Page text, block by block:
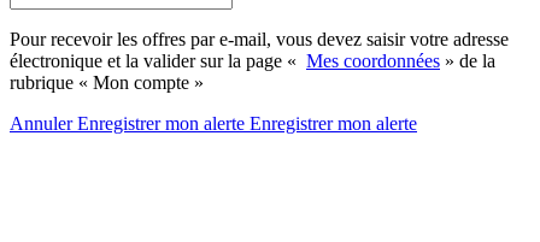
Pour recevoir les offres par e-mail, vous devez saisir votre adresse
électronique et la valider sur la page « Mes coordonnées » de la
rubrique « Mon compte »
AnnulerEnregistrer mon alerte Enregistrermon alerte